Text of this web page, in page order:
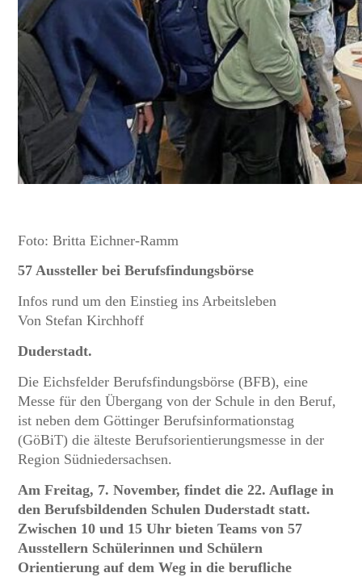
Foto: Britta Eichner-Ramm
57 Aussteller bei Berufsfindungsbörse
Infos rund um den Einstieg ins Arbeitsleben
Von Stefan Kirchhoff
Duderstadt.
Die Eichsfelder Berufsfindungsbörse (BFB), eine
Messe für den Übergang von der Schule in den Beruf,
ist neben dem Göttinger Berufsinformationstag
(GöBiT) die älteste Berufsorientierungsmesse in der
Region Südniedersachsen.
Am Freitag, 7. November, findet die 22. Auflage in
den Berufsbildenden Schulen Duderstadt statt.
Zwischen 10 und 15 Uhr bieten Teams von 57
Ausstellern Schülerinnen und Schülern
Orientierung auf dem Weg in die berufliche